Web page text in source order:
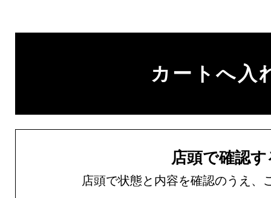
店頭で確認
店頭で状態と内容を確認のうえ、